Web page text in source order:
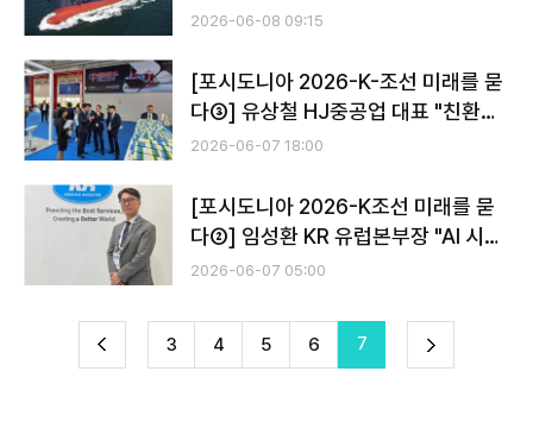
2026-06-08 09:15
[포시도니아 2026-K-조선 미래를 묻
다③] 유상철 HJ중공업 대표 "친환경
·AI 대응 못하면 도태…올해 美 MRO
2026-06-07 18:00
[포시도니아 2026-K조선 미래를 묻
다②] 임성환 KR 유럽본부장 "AI 시대
에도 결국 답은 사람…민관 원팀으로
2026-06-07 05:00
이 3 4 5 6 7 다